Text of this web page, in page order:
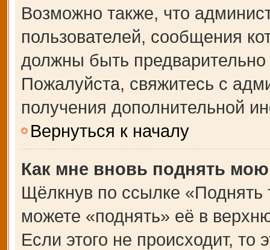
Возможно также, что
пользователей, сообщения
должны быть
Пожалуйста, свяжитесь с
получения дополнительной
Вернуться к началу
Как мне вновь поднять
Щёлкнув по ссылке
можете «поднять» её в
Если этого не происходит, то